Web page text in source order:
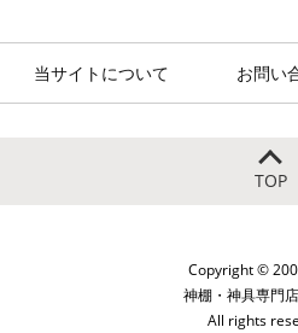
当サイトについて お問い
TOP
Copyright ©
神棚・神具専門
All rights